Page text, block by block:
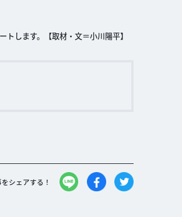
します。【取材・文＝小川陽平】
シェアする！